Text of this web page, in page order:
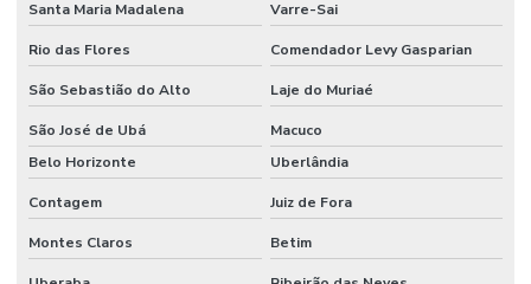
Santa Maria Madalena Varre-Sai
Rio das Flores Comendador Levy Gasparian
São Sebastião do Alto Laje do Muriaé
São José de Ubá
Macuco
Belo Horizonte
Uberlândia
Contagem Juiz de Fora
Montes Claros Betim